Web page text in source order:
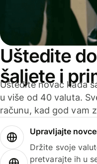
Uštedite
šaljete i
Uštedite novac kada
u više od 40 valuta.
računu, kad god vam
Upravljajte
Držite svoje
pretvarajte ih u